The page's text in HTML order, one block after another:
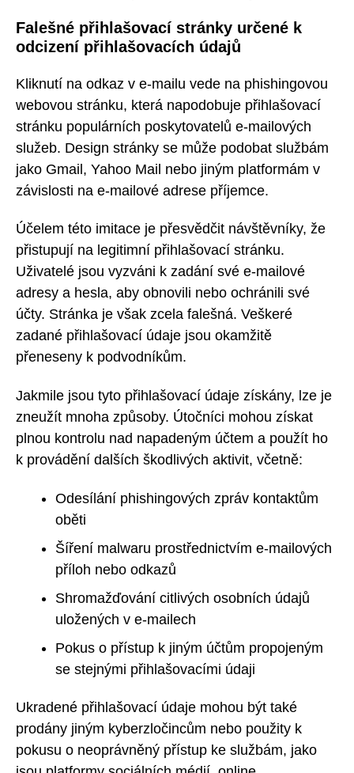
Falešné přihlašovací stránky určené k
odcizení přihlašovacích údajů
Kliknutí na odkaz v e-mailu vede na phishingovou
webovou stránku, která napodobuje přihlašovací
stránku populárních poskytovatelů e-mailových
služeb. Design stránky se může podobat službám
jako Gmail, Yahoo Mail nebo jiným platformám v
závislosti na e-mailové adrese příjemce.
Účelem této imitace je přesvědčit návštěvníky, že
přistupují na legitimní přihlašovací stránku.
Uživatelé jsou vyzváni k zadání své e-mailové
adresy a hesla, aby obnovili nebo ochránili své
účty. Stránka je však zcela falešná. Veškeré
zadané přihlašovací údaje jsou okamžitě
přeneseny k podvodníkům.
Jakmile jsou tyto přihlašovací údaje získány, lze je
zneužít mnoha způsoby. Útočníci mohou získat
plnou kontrolu nad napadeným účtem a použít ho
k provádění dalších škodlivých aktivit, včetně:
Odesílání phishingových zpráv kontaktům
oběti
Šíření malwaru prostřednictvím e-mailových
příloh nebo odkazů
Shromažďování citlivých osobních údajů
uložených v e-mailech
Pokus o přístup k jiným účtům propojeným
se stejnými přihlašovacími údaji
Ukradené přihlašovací údaje mohou být také
prodány jiným kyberzločincům nebo použity k
pokusu o neoprávněný přístup ke službám, jako